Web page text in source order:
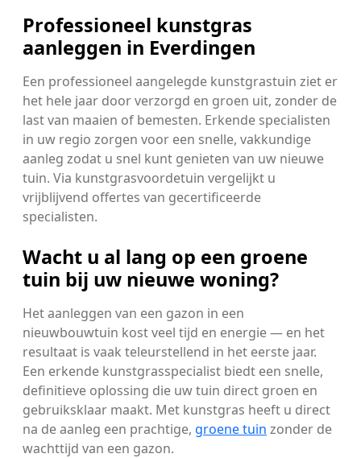
Professioneel kunstgras
aanleggen in Everdingen
Een professioneel aangelegde kunstgrastuin ziet er
het hele jaar door verzorgd en groen uit, zonder de
last van maaien of bemesten. Erkende specialisten
in uw regio zorgen voor een snelle, vakkundige
aanleg zodat u snel kunt genieten van uw nieuwe
tuin. Via kunstgrasvoordetuin vergelijkt u
vrijblijvend offertes van gecertificeerde
specialisten.
Wacht u al lang op een groene
tuin bij uw nieuwe woning?
Het aanleggen van een gazon in een
nieuwbouwtuin kost veel tijd en energie — en het
resultaat is vaak teleurstellend in het eerste jaar.
Een erkende kunstgrasspecialist biedt een snelle,
definitieve oplossing die uw tuin direct groen en
gebruiksklaar maakt. Met kunstgras heeft u direct
na de aanleg een prachtige, groene tuin zonder de
wachttijd van een gazon.